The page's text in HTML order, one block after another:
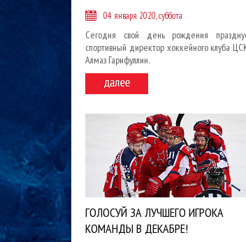
04 января 2020, суббота
Сегодня свой день рождения
спортивный директор хоккейного клуба
Алмаз Гарифуллин.
ГОЛОСУЙ ЗА ЛУЧШЕГО ИГРОКА
КОМАНДЫ В ДЕКАБРЕ!